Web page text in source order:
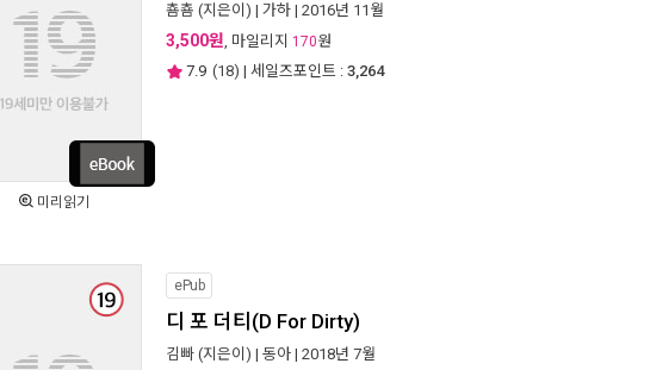
미리읽기
춈춈 (지은이) | 가하 | 2016년 11월
3,500원, 마일리지 170원
7.9 (18) | 세일즈포인트 : 3,264
ePub
디 포 더티(D For Dirty)
김빠 (지은이) | 동아 | 2018년 7월